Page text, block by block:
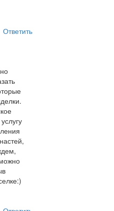
Ответить